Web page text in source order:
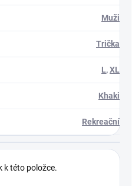
Muži
Trička
L,XL
Khaki
Rekreační
k této položce.